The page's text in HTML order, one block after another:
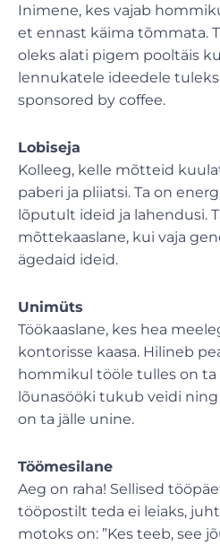
Inimene, kes vajab
et ennast käima tõmmata.
oleks alati pigem pooltäis
lennukatele ideedele
sponsored by coffee.
Lobiseja
Kolleeg, kelle mõtteid
paberi ja pliiatsi. Ta on
lõputult ideid ja lahendusi.
mõttekaaslane, kui vaja
ägedaid ideid.
Unimüts
Töökaaslane, kes hea
kontorisse kaasa. Hilineb
hommikul tööle tulles on ta
lõunasööki tukub veidi
on ta jälle unine.
Töömesilane
Aeg on raha! Sellised
tööpostilt teda ei leiaks,
motoks on: ”Kes teeb, see